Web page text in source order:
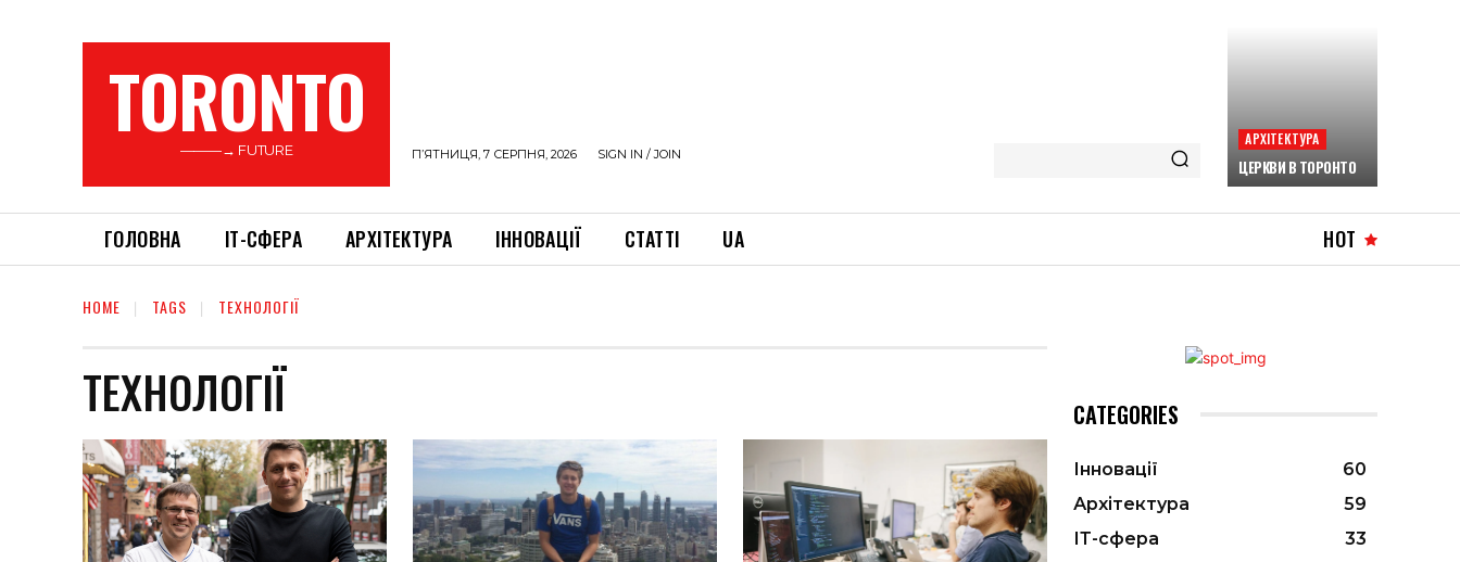
TORONTO
———→ FUTURE П’ЯТНИЦЯ, 7 СЕРПНЯ, 2026 SIGN IN / JOIN
АРХІТЕКТУРА
ЦЕРКВИ В ТОРОНТО
ГОЛОВНА ІТ-СФЕРА АРХІТЕКТУРА ІННОВАЦІЇ СТАТТІ UA HOT
HOME TAGS ТЕХНОЛОГІЇ
ТЕХНОЛОГІЇ CATEGORIES
Інновації
60
Архітектура
59
ІТ-сфера
33